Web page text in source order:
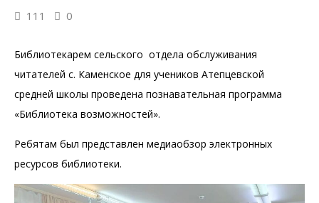
111 0
Библиотекарем сельского отдела обслуживания
читателей с. Каменское для учеников Атепцевской
средней школы проведена познавательная программа
«Библиотека возможностей».
Ребятам был представлен медиаобзор электронных
ресурсов библиотеки.